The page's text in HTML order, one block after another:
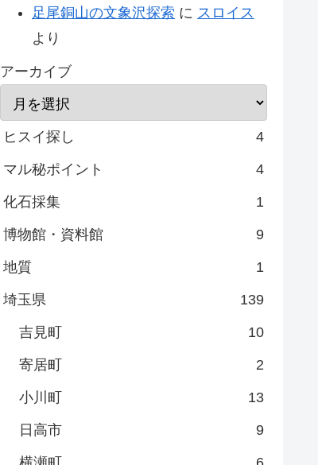
足尾銅山の文象沢探索 に スロイス
より
アーカイブ
ヒスイ探し 4
マル秘ポイント 4
化石採集 1
博物館・資料館 9
地質 1
埼玉県 139
吉見町 10
寄居町 2
小川町 13
日高市 9